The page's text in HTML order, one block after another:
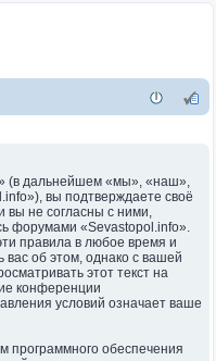
(в дальнейшем «мы», «наш»,
вы подтверждаете своё
вы не согласны с ними,
форумами «Sevastopol.info».
правила в любое время и
об этом, однако с вашей
этот текст на
конференции
условий означает ваше
обеспечения